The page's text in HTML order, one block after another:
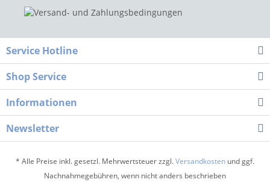
Service Hotline
Shop Service
Informationen
Newsletter
* Alle Preise inkl. gesetzl. Mehrwertsteuer zzgl.Versandkosten und ggf.
Nachnahmegebühren, wenn nicht anders beschrieben